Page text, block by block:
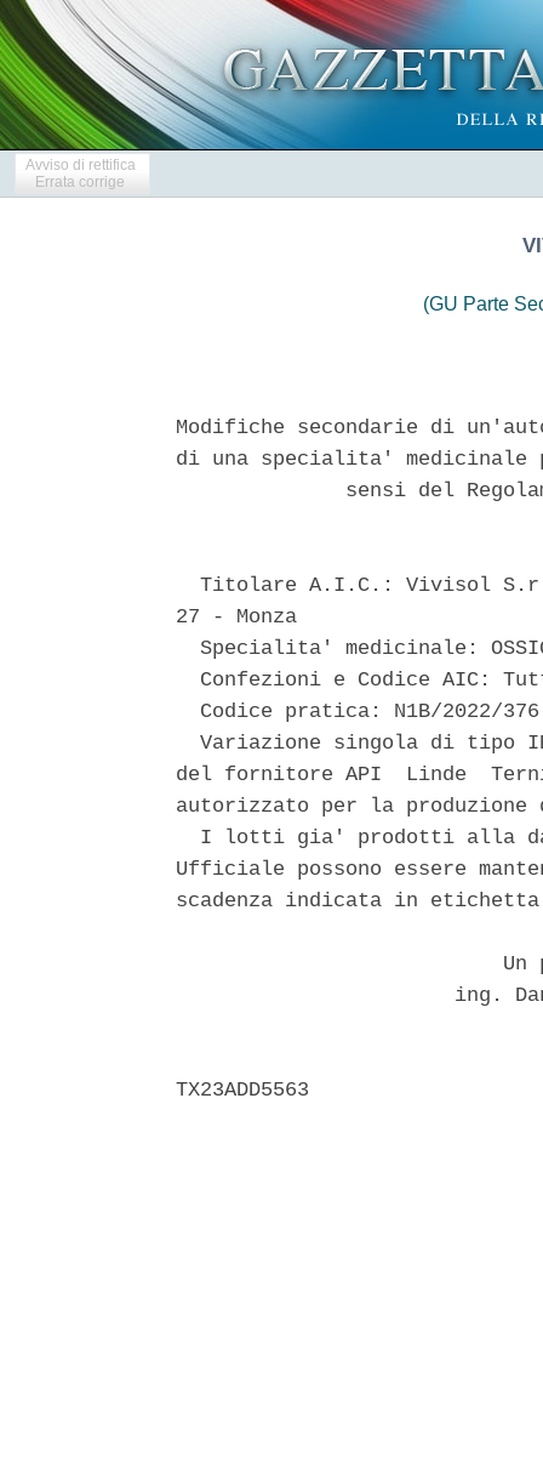
Avviso di rettifica
Errata corrige
(GU Parte
Modifiche secondarie di
di una specialita' medicinale
sensi del
Titolare A.I.C.: Vivisol
27 - Monza
Specialita' medicinale:
Confezioni e Codice AIC:
Codice pratica: N1B/2022/
Variazione singola di tipo
del fornitore API  Linde
autorizzato per la
I lotti gia' prodotti alla
Ufficiale possono essere
scadenza indicata in
Un
ing.